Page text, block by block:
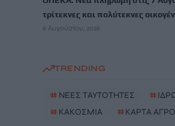
τρίτεκνες και πολύτεκνες
6 Αυγούστου, 2026
TRENDING
# ΝΕΕΣ ΤΑΥΤΟΤΗΤΕΣ #
# ΚΑΚΟΣΜΙΑ #ΚΑΡΤΑ